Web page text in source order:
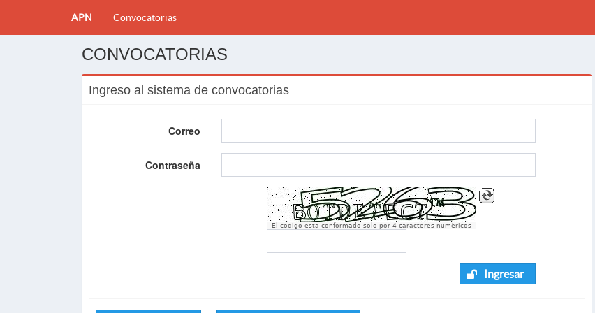
APN Convocatorias
CONVOCATORIAS
Ingreso al sistema de convocatorias
Correo
Contraseña
El codigo esta conformado solo por 4 caracteres numèricos
Ingresar